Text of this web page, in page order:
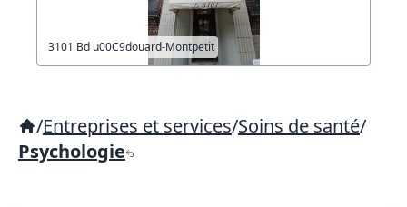
3101 Bd u00C9douard-Montpetit
/Entreprises et services/Soins de santé/
Psychologie